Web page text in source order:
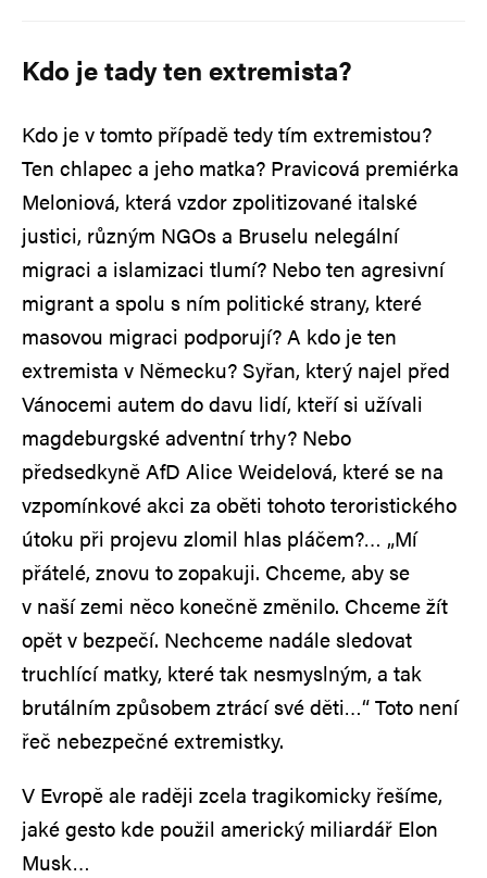
Kdo je tady ten extremista?
Kdo je v tomto případě tedy tím extremistou?
Ten chlapec a jeho matka? Pravicová premiérka
Meloniová, která vzdor zpolitizované italské
justici, různým NGOs a Bruselu nelegální
migraci a islamizaci tlumí? Nebo ten agresivní
migrant a spolu s ním politické strany, které
masovou migraci podporují? A kdo je ten
extremista v Německu? Syřan, který najel před
Vánocemi autem do davu lidí, kteří si užívali
magdeburgské adventní trhy? Nebo
předsedkyně AfD Alice Weidelová, které se na
vzpomínkové akci za oběti tohoto teroristického
útoku při projevu zlomil hlas pláčem?… „Mí
přátelé, znovu to zopakuji. Chceme, aby se
v naší zemi něco konečně změnilo. Chceme žít
opět v bezpečí. Nechceme nadále sledovat
truchlící matky, které tak nesmyslným, a tak
brutálním způsobem ztrácí své děti…“ Toto není
řeč nebezpečné extremistky.
V Evropě ale raději zcela tragikomicky řešíme,
jaké gesto kde použil americký miliardář Elon
Musk…